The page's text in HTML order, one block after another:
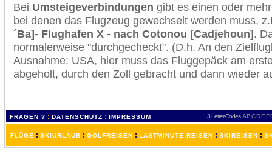
Bei Umsteigeverbindungen gibt es einen oder
bei denen das Flugzeug gewechselt werden muss,
´Ba]- Flughafen X - nach Cotonou [Cadjehoun].
normalerweise "durchgecheckt". (D.h. An den
Ausnahme: USA, hier muss das Fluggepäck am
abgeholt, durch den Zoll gebracht und dann wieder
FRAGEN ? : DATENSCHUTZ : IMPRESSUM 3 Letter-Codes ABCDEF
FLÜGE : SKIURLAUB : GOLFREISEN : LASTMINUTE REISEN : SKIREISEN :